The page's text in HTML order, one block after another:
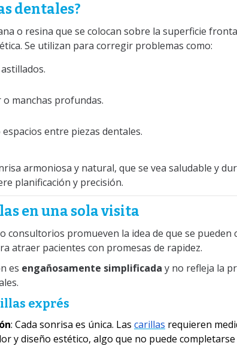
dentales?
o resina que se colocan sobre la superficie
Se utilizan para corregir problemas como:
manchas profundas.
entre piezas dentales.
armoniosa y natural, que se vea saludable y
planificación y precisión.
en una sola visita
consultorios promueven la idea de que se pueden
atraer pacientes con promesas de rapidez.
es engañosamente simplificada y no refleja la
exprés
: Cada sonrisa es única. Las carillas requieren
y diseño estético, algo que no puede completarse